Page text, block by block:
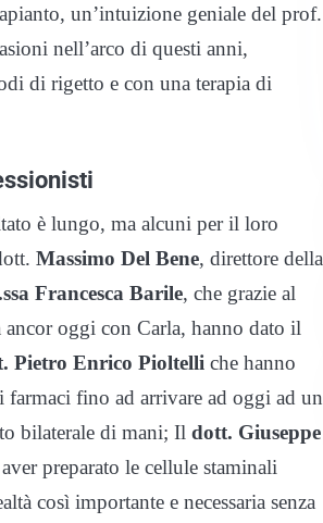
un’intuizione geniale del prof.
nell’arco di questi anni,
di rigetto e con una terapia di
è lungo, ma alcuni per il loro
Massimo Del Bene, direttore della
Francesca Barile, che grazie al
oggi con Carla, hanno dato il
Pietro Enrico Pioltelli che hanno
fino ad arrivare ad oggi ad un
bilaterale di mani; Il dott. Giuseppe
preparato le cellule staminali
così importante e necessaria senza